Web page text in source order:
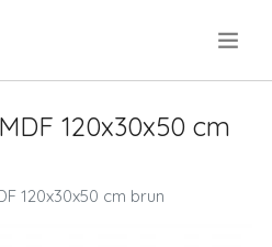
120x30x50 cm
120x30x50 cm brun